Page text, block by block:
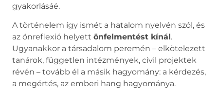
gyakorlásáé.
A történelem így ismét a hatalom nyelvén szól, és
az önreflexió helyett önfelmentést kínál.
Ugyanakkor a társadalom peremén – elkötelezett
tanárok, független intézmények, civil projektek
révén – tovább él a másik hagyomány: a kérdezés,
a megértés, az emberi hang hagyománya.